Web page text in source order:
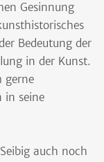
Gesinnung
Bedeutung der
in der Kunst.
gerne
in seine
auch noch